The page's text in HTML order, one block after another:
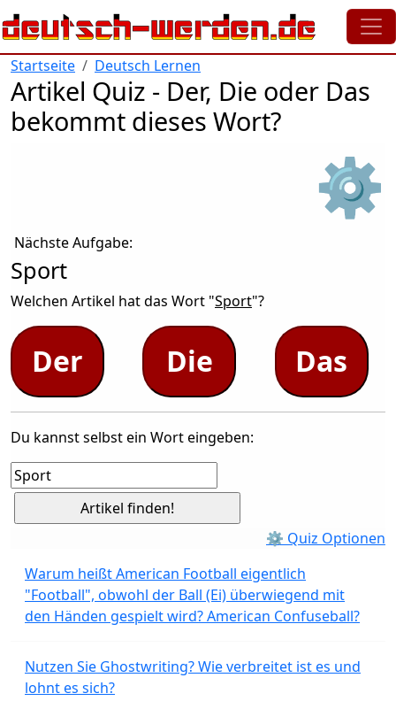
Direkt zum Inhalt
Startseite Deutsch Lernen
Artikel Quiz - Der, Die oder Das
bekommt dieses Wort?
⚙
Nächste Aufgabe:
Sport
Welchen Artikel hat das Wort "Sport"?
Der Die Das
Du kannst selbst ein Wort eingeben:
⚙ Quiz Optionen
Warum heißt American Football eigentlich
"Football", obwohl der Ball (Ei) überwiegend mit
den Händen gespielt wird? American Confuseball?
Nutzen Sie Ghostwriting? Wie verbreitet ist es und
lohnt es sich?